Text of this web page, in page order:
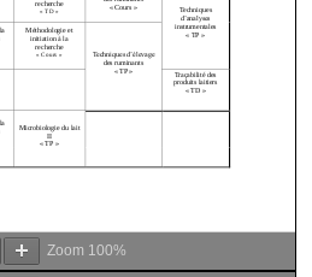
Zoom 100%